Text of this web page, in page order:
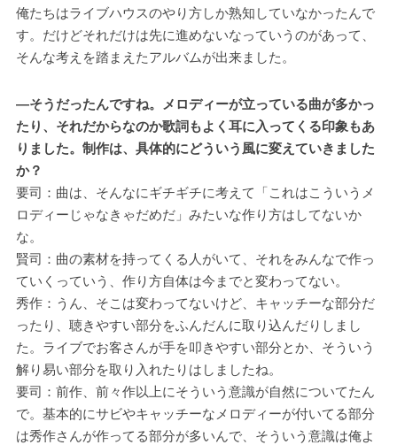
俺たちはライブハウスのやり方しか熟知していなかったんで
す。だけどそれだけは先に進めないなっていうのがあって、
そんな考えを踏まえたアルバムが出来ました。
―そうだったんですね。メロディーが立っている曲が多かっ
たり、それだからなのか歌詞もよく耳に入ってくる印象もあ
りました。制作は、具体的にどういう風に変えていきました
か？
要司：曲は、そんなにギチギチに考えて「これはこういうメ
ロディーじゃなきゃだめだ」みたいな作り方はしてないか
な。
賢司：曲の素材を持ってくる人がいて、それをみんなで作っ
ていくっていう、作り方自体は今までと変わってない。
秀作：うん、そこは変わってないけど、キャッチーな部分だ
ったり、聴きやすい部分をふんだんに取り込んだりしまし
た。ライブでお客さんが手を叩きやすい部分とか、そういう
解り易い部分を取り入れたりはしましたね。
要司：前作、前々作以上にそういう意識が自然についてたん
で。基本的にサビやキャッチーなメロディーが付いてる部分
は秀作さんが作ってる部分が多いんで、そういう意識は俺よ